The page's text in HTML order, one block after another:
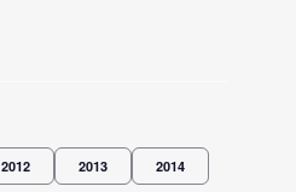
2012 2013 2014